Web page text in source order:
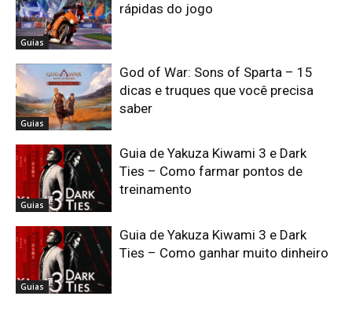
Guias
rápidas do jogo
Guias
God of War: Sons of Sparta – 15
dicas e truques que você precisa
saber
Guias
Guia de Yakuza Kiwami 3 e Dark
Ties – Como farmar pontos de
treinamento
Guias
Guia de Yakuza Kiwami 3 e Dark
Ties – Como ganhar muito dinheiro